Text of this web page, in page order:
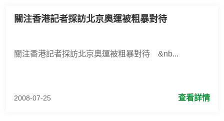
關注香港記者採訪北京奧運被粗暴對待
關注香港記者採訪北京奧運被粗暴對待 &nb...
2008-07-25 查看詳情